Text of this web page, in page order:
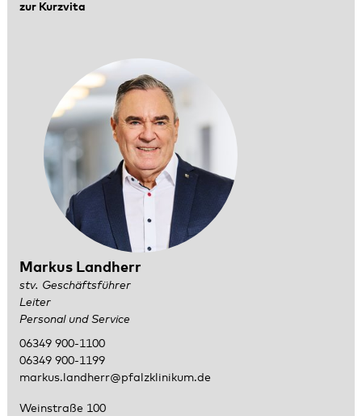
zur Kurzvita
Markus Landherr
stv. Geschäftsführer
Leiter
Personal und Service
06349 900-1100
06349 900-1199
markus.landherr@pfalzklinikum.de
Weinstraße 100